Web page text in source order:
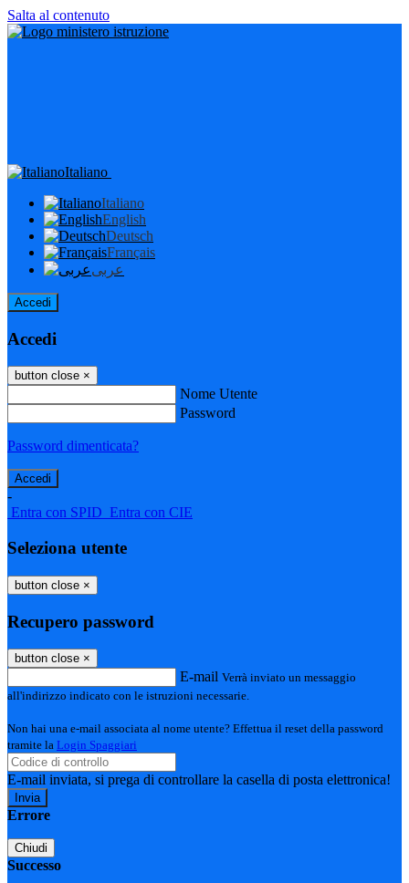
Salta al contenuto
Italiano
Italiano
English
Deutsch
Français
عربى
Accedi
Accedi
button close ×
Nome Utente
Password
Password dimenticata?
-
Entra con SPID Entra con CIE
Seleziona utente
button close ×
Recupero password
button close ×
E-mail Verrà inviato un messaggio
all'indirizzo indicato con le istruzioni necessarie.
Non hai una e-mail associata al nome utente? Effettua il reset della password
tramite la Login Spaggiari
E-mail inviata, si prega di controllare la casella di posta elettronica!
Errore
Chiudi
Successo